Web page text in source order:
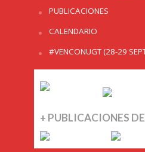
PUBLICACIONES
CALENDARIO
#VENCONUGT (28-29
+ PUBLICACIONES